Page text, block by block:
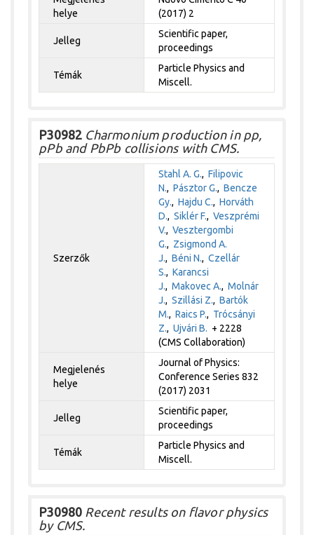
helye
(2017) 2
Jelleg
Scientific paper,
proceedings
Témák
Particle Physics and
Miscell.
P30982 Charmonium production in pp,
pPb and PbPb collisions with CMS.
Szerzők
Stahl A. G.,Filipovic
N.,Pásztor G.,Bencze
Gy.,Hajdu C.,Horváth
D.,Siklér F.,Veszprémi
V.,Vesztergombi
G., Zsigmond A.
J.,Béni N.,Czellár
S.,Karancsi
J.,Makovec A.,Molnár
J.,Szillási Z.,Bartók
M.,Raics P., Trócsányi
Z.,Ujvári B. + 2228
(CMS Collaboration)
Megjelenés
helye
Journal of Physics:
Conference Series 832
(2017) 2031
Jelleg
Scientific paper,
proceedings
Témák
Particle Physics and
Miscell.
P30980 Recent results on flavor physics
by CMS.